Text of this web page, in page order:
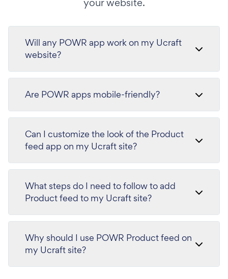
Will any POWR app work on my Ucraft
website?
Are POWR apps mobile-friendly?
Can I customize the look of the Product
feed app on my Ucraft site?
What steps do I need to follow to add
Product feed to my Ucraft site?
Why should I use POWR Product feed on
my Ucraft site?